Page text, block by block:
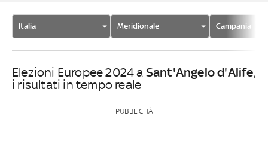
Italia Meridionale Campania
Elezioni Europee 2024 a Sant'Angelo d'Alife,
i risultati in tempo reale
PUBBLICITÀ